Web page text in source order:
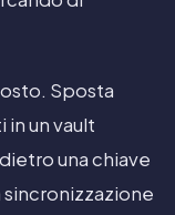
Sposta
un vault
una chiave
sincronizzazione